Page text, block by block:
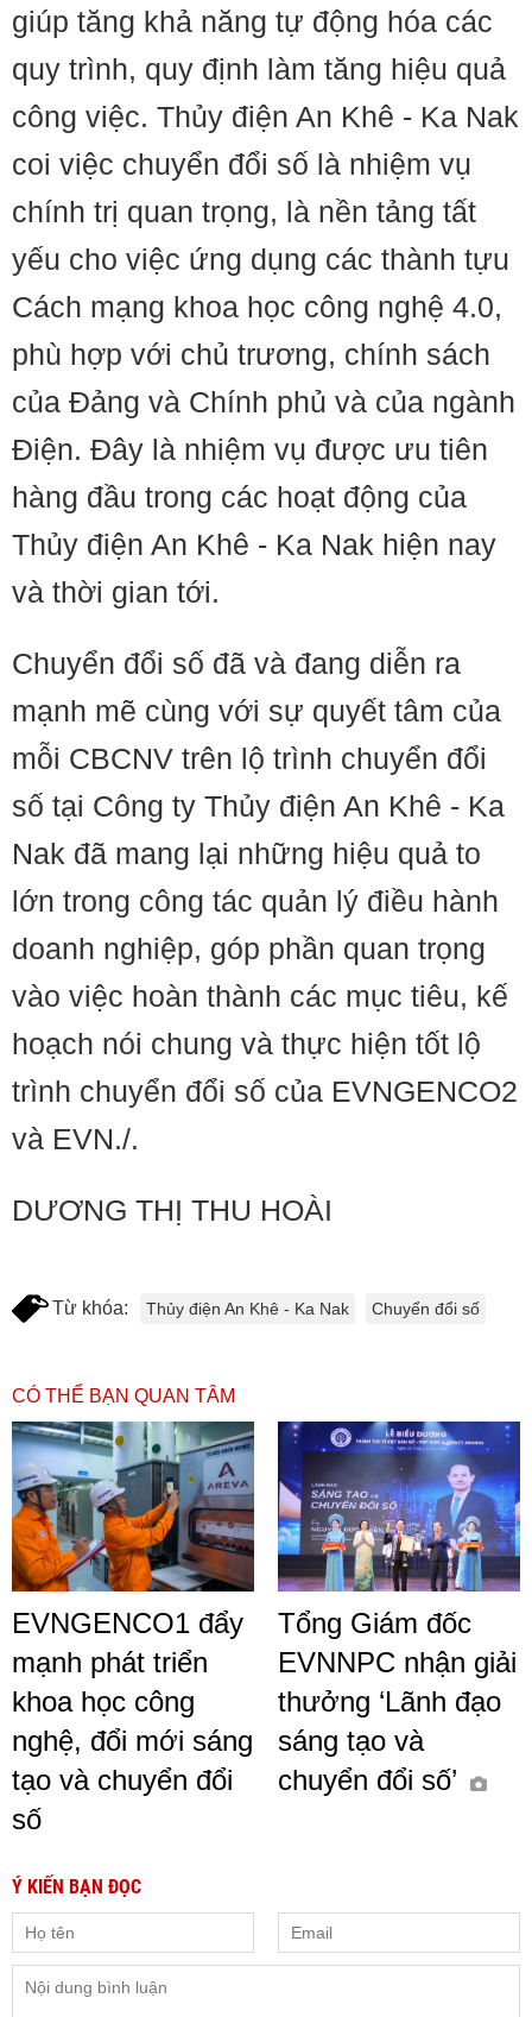
giúp tăng khả năng tự động hóa các
quy trình, quy định làm tăng hiệu quả
công việc. Thủy điện An Khê - Ka Nak
coi việc chuyển đổi số là nhiệm vụ
chính trị quan trọng, là nền tảng tất
yếu cho việc ứng dụng các thành tựu
Cách mạng khoa học công nghệ 4.0,
phù hợp với chủ trương, chính sách
của Đảng và Chính phủ và của ngành
Điện. Đây là nhiệm vụ được ưu tiên
hàng đầu trong các hoạt động của
Thủy điện An Khê - Ka Nak hiện nay
và thời gian tới.
Chuyển đổi số đã và đang diễn ra
mạnh mẽ cùng với sự quyết tâm của
mỗi CBCNV trên lộ trình chuyển đổi
số tại Công ty Thủy điện An Khê - Ka
Nak đã mang lại những hiệu quả to
lớn trong công tác quản lý điều hành
doanh nghiệp, góp phần quan trọng
vào việc hoàn thành các mục tiêu, kế
hoạch nói chung và thực hiện tốt lộ
trình chuyển đổi số của EVNGENCO2
và EVN./.
DƯƠNG THỊ THU HOÀI
Từ khóa: Thủy điện An Khê - Ka Nak Chuyển đổi số
CÓ THỂ BẠN QUAN TÂM
EVNGENCO1 đẩy
mạnh phát triển
khoa học công
nghệ, đổi mới sáng
tạo và chuyển đổi
số
Tổng Giám đốc
EVNNPC nhận giải
thưởng ‘Lãnh đạo
sáng tạo và
chuyển đổi số’
Ý KIẾN BẠN ĐỌC